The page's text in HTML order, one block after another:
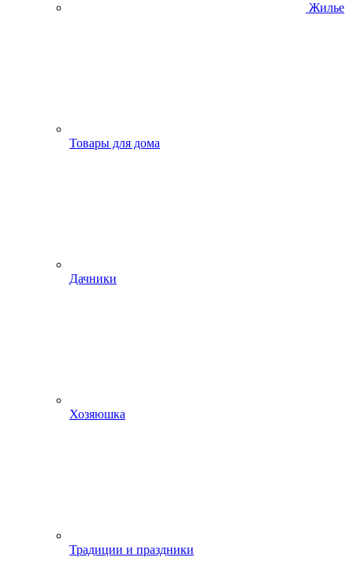
Жилье
Товары для дома
Дачники
Хозяюшка
Традиции и праздники